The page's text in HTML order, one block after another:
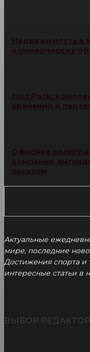
Недвижимость в
коммерческие
Just Pack:
хранения и
Офисная
компании
заказом
Актуальные
мире, последние
Достижения спорта и
интересные статьи
ВЫБОР